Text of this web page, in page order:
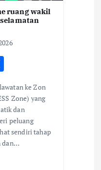
ruang wakil
ar
e
ke Zon
Zone) yang
dan
peluang
sendiri tahap
dan…